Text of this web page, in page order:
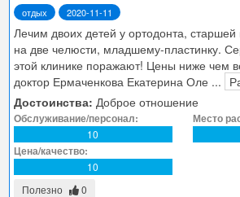
отдых 2020-11-11
Лечим двоих детей у ортодонта, старшей
на две челюсти, младшему-пластинку.
этой клинике поражают! Цены ниже чем
доктор Ермаченкова Екатерина Оле ...
Достоинства: Доброе отношение
Обслуживание/персонал:
10
Место
Цена/качество:
10
Полезно
0